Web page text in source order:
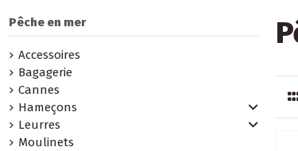
Pêche en mer
Accessoires
Bagagerie
Cannes
Hameçons
Leurres
Moulinets